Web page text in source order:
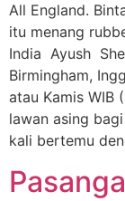
All England.
itu menang
India Ayush
Birmingham,
atau Kamis WIB
lawan asing
kali bertemu